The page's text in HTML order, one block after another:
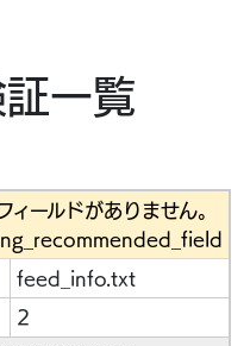
一覧
ィールドがありません。
feed_info.txt
2